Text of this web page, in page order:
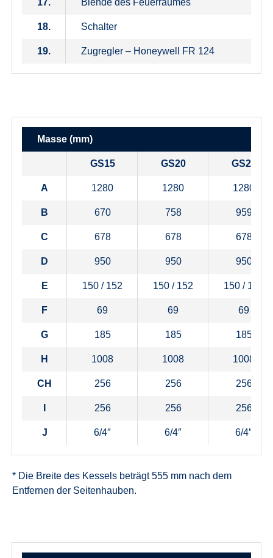
17. Blende des Feuerraumes
18. Schalter
19. Zugregler – Honeywell FR 124
Masse (mm)
GS15 GS20 GS25
A 1280 1280 1280
B 670 758 959
C 678 678 678
D 950 950 950
E 150 / 152 150 / 152 150 / 152
F 69 69 69
G 185 185 185
H 1008 1008 1008
CH 256 256 256
256 256 256
J 6/4″ 6/4″ 6/4″
* Die Breite des Kessels beträgt 555 mm nach dem
Entfernen der Seitenhauben.